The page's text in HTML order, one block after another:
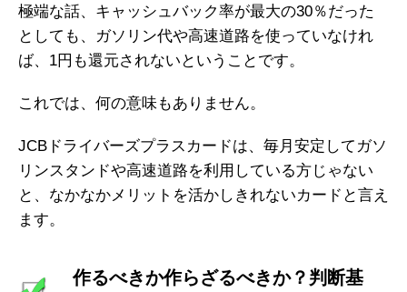
極端な話、キャッシュバック率が最大の30％だった
としても、ガソリン代や高速道路を使っていなけれ
ば、1円も還元されないということです。
これでは、何の意味もありません。
JCBドライバーズプラスカードは、毎月安定してガソ
リンスタンドや高速道路を利用している方じゃない
と、なかなかメリットを活かしきれないカードと言え
ます。
作るべきか作らざるべきか？判断基